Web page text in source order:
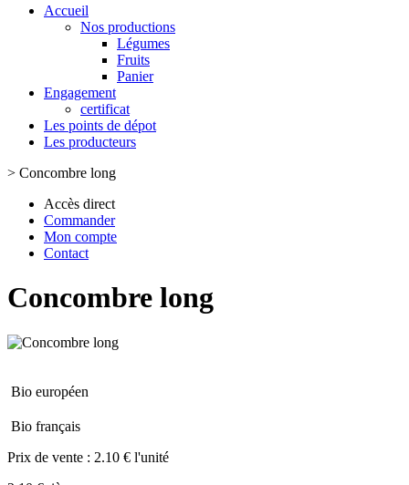
Accueil
Nos productions
Légumes
Fruits
Panier
Engagement
certificat
Les points de dépot
Les producteurs
> Concombre long
Accès direct
Commander
Mon compte
Contact
Concombre long
Bio européen
Bio français
Prix de vente : 2.10 € l'unité